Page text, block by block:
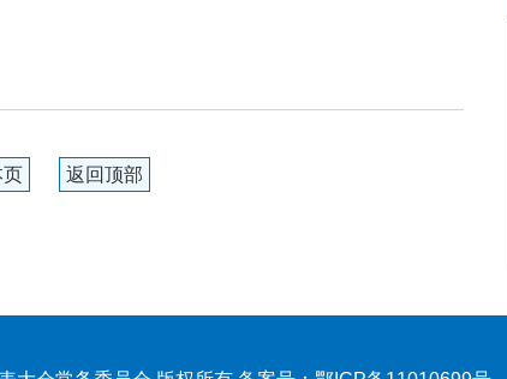
页 返回顶部